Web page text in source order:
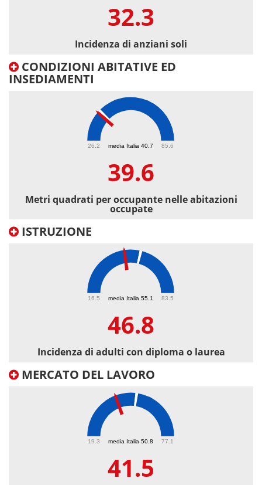
32.3
Incidenza di anziani soli
CONDIZIONI ABITATIVE ED
INSEDIAMENTI
media Italia 40.7
26.2 85.6
39.6
Metri quadrati per occupante nelle abitazioni
occupate
ISTRUZIONE
media Italia 55.1
16.5 83.5
46.8
Incidenza di adulti con diploma o laurea
MERCATO DEL LAVORO
media Italia 50.8
19.3 77.1
41.5